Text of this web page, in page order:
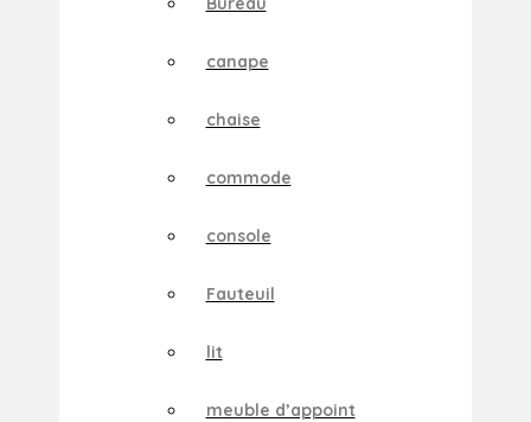
canape
chaise
commode
console
Fauteuil
lit
meuble d’appoint